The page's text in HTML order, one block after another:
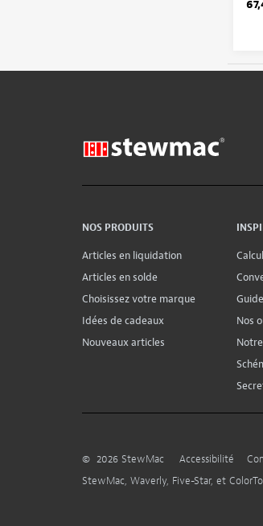
NOS PRODUITS
Articles en liquidation
Articles en solde
Choisissez votre marque
Idées de cadeaux
Nouveaux articles
Nos
© 2026 StewMac Accessibilité
StewMac, Waverly, Five-Star, et